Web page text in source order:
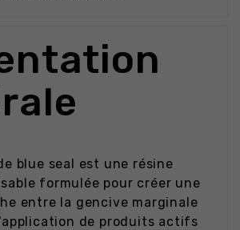
blue seal est une résine
formulée pour créer une
entre la gencive marginale
de produits actifs